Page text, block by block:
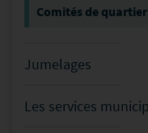
Comités de
Jumelages
Les services